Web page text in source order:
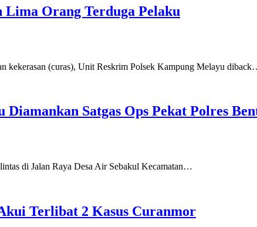
Lima Orang Terduga Pelaku
kekerasan (curas), Unit Reskrim Polsek Kampung Melayu
Satgas Ops Pekat Polres
di Jalan Raya Desa Air Sebakul Kecamatan…
Terlibat 2 Kasus Curanmor